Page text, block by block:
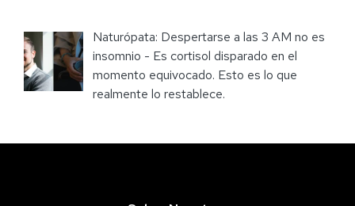
Naturópata: Despertarse a las 3 AM no es
insomnio - Es cortisol disparado en el
momento equivocado. Esto es lo que
realmente lo restablece.